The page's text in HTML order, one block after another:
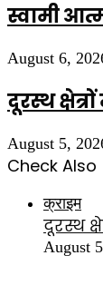
स्वामी
August 6,
दूरस्थ
August 5,
Check Also
क्राइम
दूरस्थ
August